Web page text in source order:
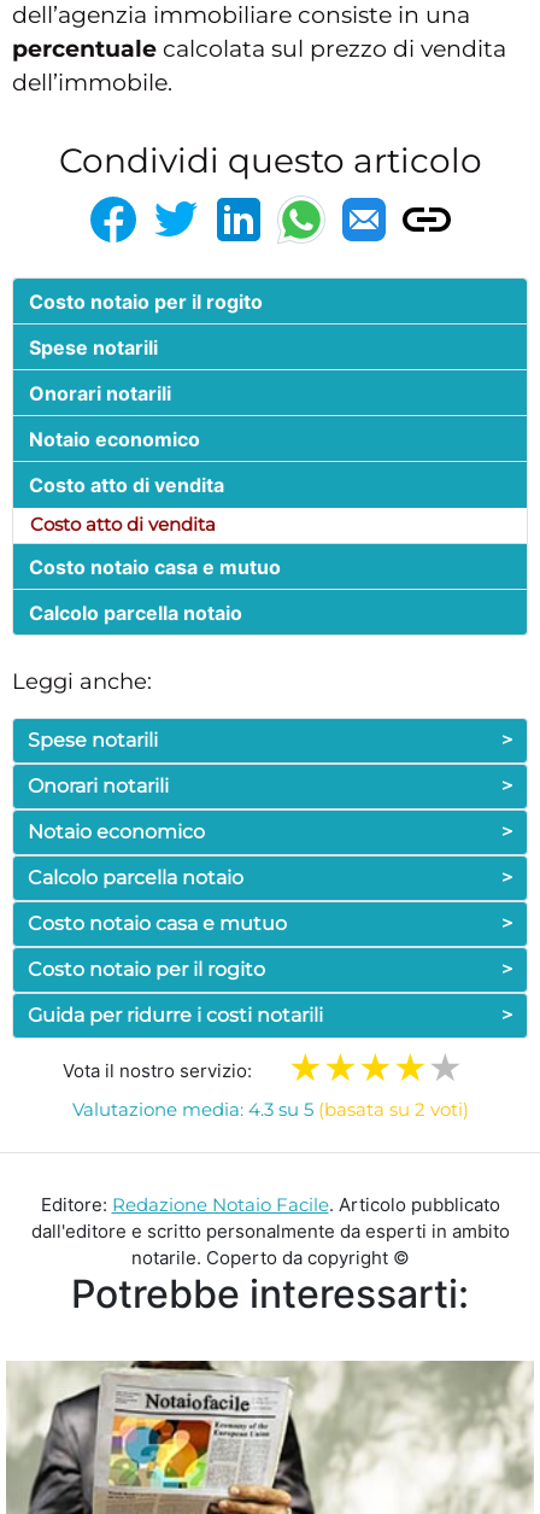
dell’agenzia immobiliare consiste in una
percentuale calcolata sul prezzo di vendita
dell’immobile.
Condividi questo articolo
Costo notaio per il rogito
Spese notarili
Onorari notarili
Notaio economico
Costo atto di vendita
Costo atto di vendita
Costo notaio casa e mutuo
Calcolo parcella notaio
Leggi anche:
Spese notarili
>
Onorari notarili
>
Notaio economico
>
Calcolo parcella notaio
>
Costo notaio casa e mutuo
>
Costo notaio per il rogito
>
Guida per ridurre i costi notarili
>
Vota il nostro servizio:
Valutazione media: 4.3 su 5 (basata su 2 voti)
Editore: Redazione Notaio Facile. Articolo pubblicato
dall'editore e scritto personalmente da esperti in ambito
notarile. Coperto da copyright ©
Potrebbe interessarti: